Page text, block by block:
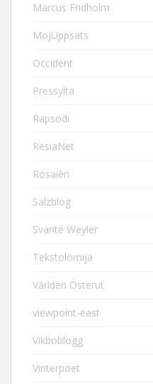
Marcus Fridholm
MojUppsats
Occident
Pressylta
Rapsodi
ResiaNet
Rosaièn
Salzblog
Svante Weyler
Tekstolomija
Världen Österut
viewpoint-east
Vikboblogg
Vinterpoet